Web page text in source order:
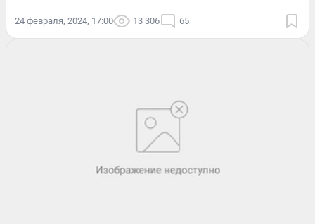
24 февраля, 2024, 17:00 13 306 65